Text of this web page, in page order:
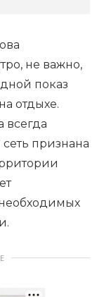
не важно,
показ
отдыхе.
всегда
признана